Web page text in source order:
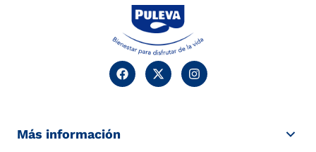
Más información